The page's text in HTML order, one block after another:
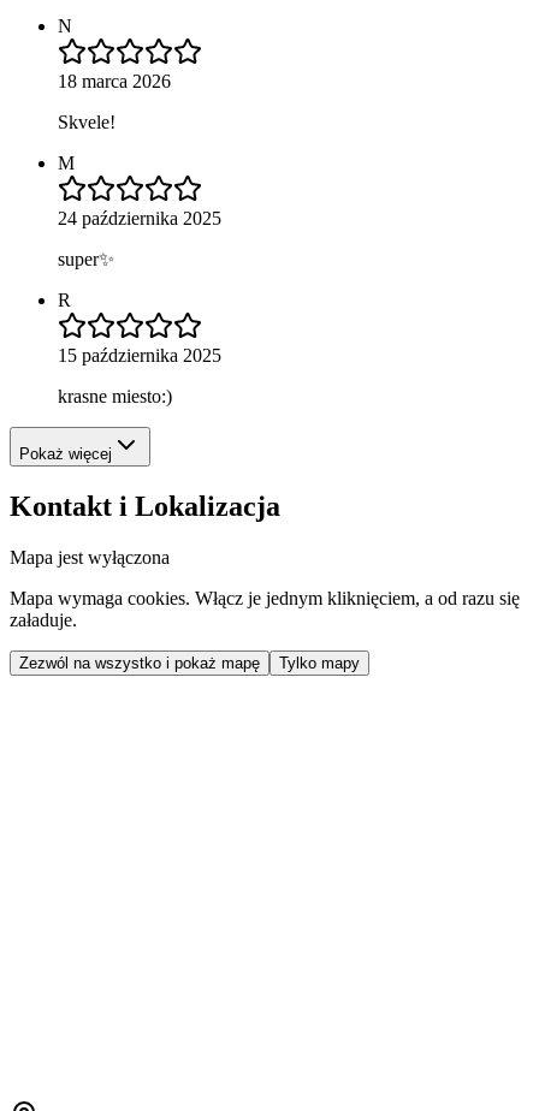
N
18 marca 2026
Skvele!
M
24 października 2025
super✨
R
15 października 2025
krasne miesto:)
Pokaż więcej
Kontakt i Lokalizacja
Mapa jest wyłączona
Mapa wymaga cookies. Włącz je jednym kliknięciem, a od razu się
załaduje.
Zezwól na wszystko i pokaż mapę Tylko mapy